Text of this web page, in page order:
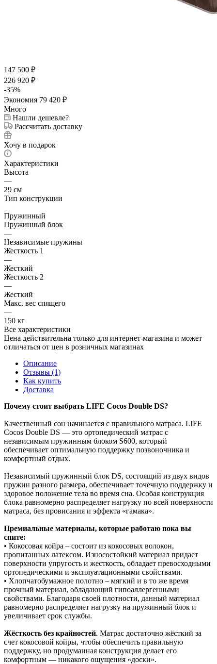
147 500 ₽
226 920 ₽
-35%
Экономия 79 420 ₽
Много
Нашли дешевле?
Рассчитать доставку
Хочу в подарок
Характеристики
Высота
—
29 см
Тип конструкции
—
Пружинный
Пружинный блок
—
Независимые пружины
Жесткость 1
—
Жесткий
Жесткость 2
—
Жесткий
Макс. вес спящего
—
150 кг
Все характеристики
Цена действительна только для интернет-магазина и может
отличаться от цен в розничных магазинах
Описание
Отзывы (1)
Как купить
Доставка
Почему стоит выбрать LIFE Cocos Double DS?
Качественный сон начинается с правильного матраса. LIFE
Cocos Double DS — это ортопедический матрас с
независимым пружинным блоком S600, который
обеспечивает оптимальную поддержку позвоночника и
комфортный отдых.
Независимый пружинный блок DS, состоящий из двух видов
пружин разного размера, обеспечивает точечную поддержку и
здоровое положение тела во время сна. Особая конструкция
блока равномерно распределяет нагрузку по всей поверхности
матраса, без провисания и эффекта «гамака».
Премиальные материалы, которые работаю пока вы
спите:
• Кокосовая койра – состоит из кокосовых волокон,
пропитанных латексом. Износостойкий материал придает
поверхности упругость и жесткость, обладает превосходными
ортопедическими и эксплуатационными свойствами.
• Хлопчатобумажное полотно – мягкий и в то же время
прочный материал, обладающий гипоаллергенными
свойствами. Благодаря своей плотности, данный материал
равномерно распределяет нагрузку на пружинный блок и
увеличивает срок службы.
Жёсткость без крайностей. Матрас достаточно жёсткий за
счет кокосовой койры, чтобы обеспечить правильную
поддержку, но продуманная конструкция делает его
комфортным — никакого ощущения «доски».